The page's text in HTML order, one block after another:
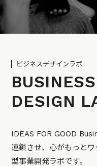
ビジネスデザインラボ
BUSINESS
DESIGN
IDEAS FOR GOOD
連鎖させ、心がもっと
型事業開発ラボです。